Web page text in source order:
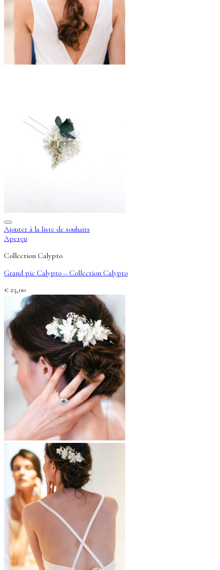
Ajouter à la liste de souhaits
Aperçu
Collection Calypto
Grand pic Calypto – Collection Calypto
€ 25,00